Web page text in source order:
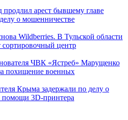
продлил арест бывшему главе
о мошенничестве
Wildberries. В Тульской области
сортировочный центр
ЧВК «Ястреб» Марущенко
похищение военных
Крыма задержали по делу о
помощи 3D‑принтера